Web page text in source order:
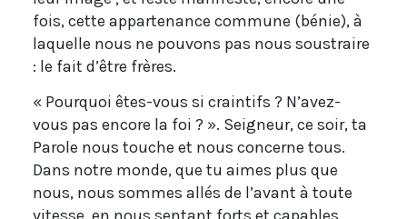
fois, cette appartenance commune (bénie), à
laquelle nous ne pouvons pas nous soustraire
: le fait d’être frères.
« Pourquoi êtes-vous si craintifs ? N’avez-
vous pas encore la foi ? ». Seigneur, ce soir, ta
Parole nous touche et nous concerne tous.
Dans notre monde, que tu aimes plus que
nous, nous sommes allés de l’avant à toute
vitesse, en nous sentant forts et capables